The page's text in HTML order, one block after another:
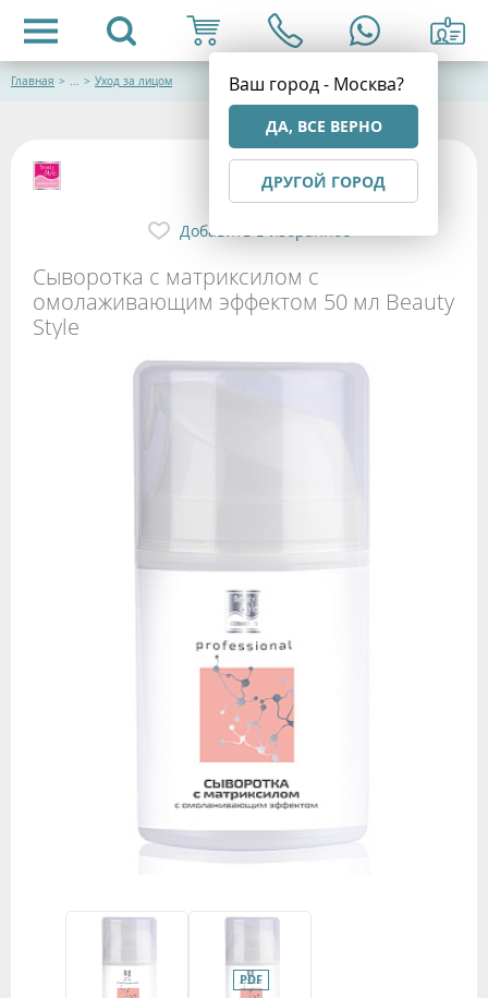
Ваш город - Москва?
ДА, ВСЕ ВЕРНО
ДРУГОЙ ГОРОД
Главная > ... > Уход за лицом
Сыворотка с матриксилом с
омолаживающим эффектом 50 мл Beauty
Style
Добавить в избранное